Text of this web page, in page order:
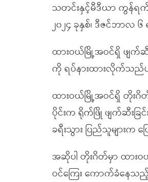
သတင်းနှင့်မီဒီယာ ကွန်ရ
၂၀၂၄ ခုနှစ်၊ ဒီဇင်ဘာလ
ထားဝယ်မြို့အဝင်ရှိ ဖျက်
ကို ရပ်နားထားလိုက်သည်ဟု
ထားဝယ်မြို့အဝင်ရှိ တိုး
ပိုင်းက ရိုက်ဖြို ဖျက်ဆီးခြ
ခရီးသွား ပြည်သူများက ပ
အဆိုပါ တိုးဂိတ်မှာ ထားဝ
ဝင်ကြေး ကောက်ခံနေ